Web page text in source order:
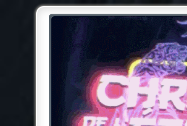
Chroniques de l'Étrange NO
Pour les amateurs des Chroniques de l'Étrange